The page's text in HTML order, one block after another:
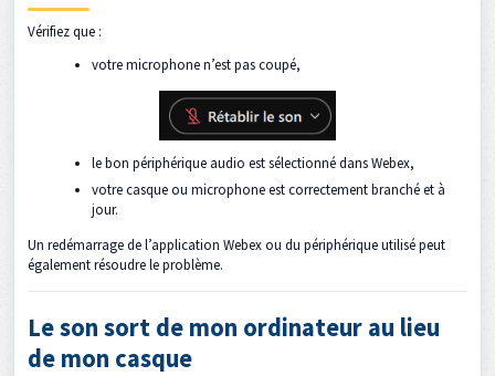
Vérifiez que :
votre microphone n’est pas coupé,
le bon périphérique audio est sélectionné dans Webex,
votre casque ou microphone est correctement branché et à
jour.
Un redémarrage de l’application Webex ou du périphérique utilisé peut
également résoudre le problème.
Le son sort de mon ordinateur au lieu
de mon casque